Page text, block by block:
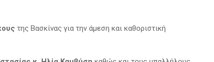
της Βασκίνας για την άμεση και καθοριστική